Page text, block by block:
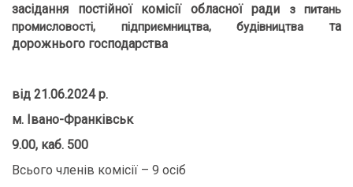
засідання постійної комісії обласної ради
з питань
промисловості, підприємництва, будівництва та
дорожнього господарства
від 21.06.2024 р.
м. Івано-Франківськ
9.00, каб. 500
Всього членів комісії – 9 осіб